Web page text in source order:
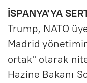
İSPANYA'YA
Trump, NATO
Madrid
ortak" olarak
Hazine Bakanı